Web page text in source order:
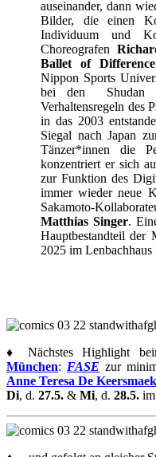
auseinander, dann
Bilder, die einen
Individuum und
Choreografen
Ballet of Difference
Nippon Sports
bei den Shudan
Verhaltensregeln des
in das 2003
Siegal nach Japan
Tänzer*innen die
konzentriert er sich
zur Funktion des
immer wieder neue
Sakamoto-
Matthias Singer.
Hauptbestandteil der
2025 im
♦ Nächstes Highlight
München: FASE zur
Anne Teresa De
Di, d. 27.5. & Mi, d. 28.5. im